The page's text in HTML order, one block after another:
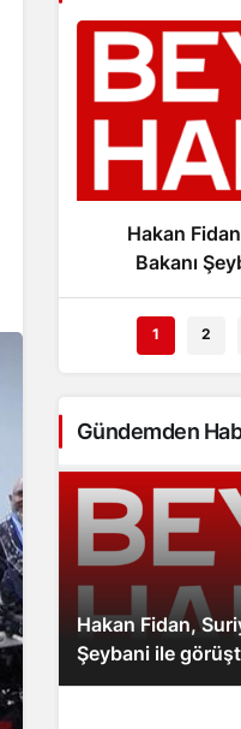
Gündüz
Gündüz
Gece
Gece
Sistem
Sistem
Hakan
Bakanı
1 2
Gündemden
Hakan Fidan,
Şeybani ile